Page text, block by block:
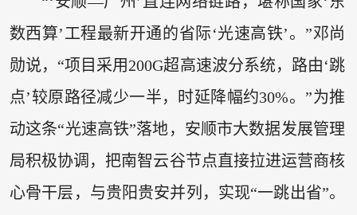
数西算’工程最新开通的省际‘光速高铁’。”邓尚
勋说，“项目采用200G超高速波分系统，路由‘跳
点’较原路径减少一半，时延降幅约30%。”为推
动这条“光速高铁”落地，安顺市大数据发展管理
局积极协调，把南智云谷节点直接拉进运营商核
心骨干层，与贵阳贵安并列，实现“一跳出省”。